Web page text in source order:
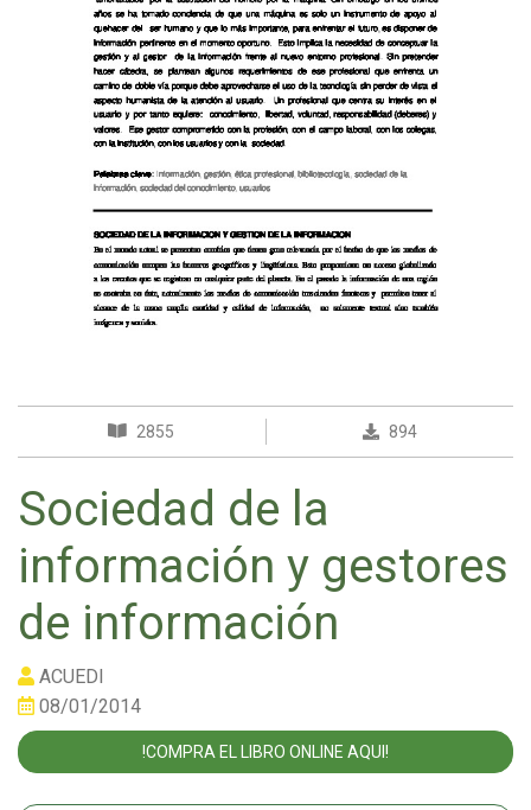
2855 894
Sociedad de la
información y gestores
de información
ACUEDI
08/01/2014
!COMPRA EL LIBRO ONLINE AQUI!